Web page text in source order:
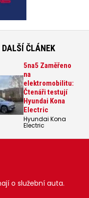
DALŠÍ ČLÁNEK
5na5 Zaměřeno
na
elektromobilitu:
Čtenáři testují
Hyundai Kona
Electric
Hyundai Kona
Electric
o služební auta.